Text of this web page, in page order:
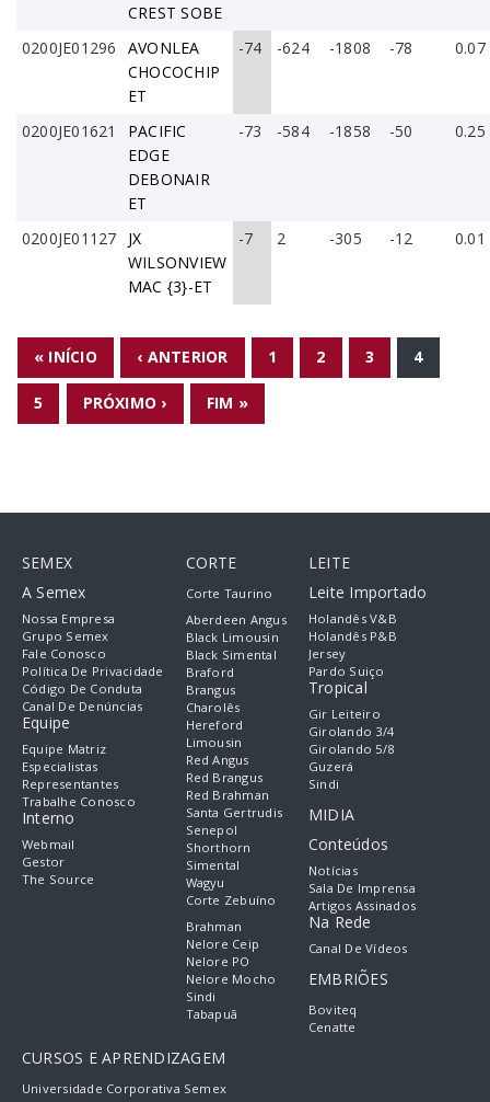
CREST SOBE
0200JE01296
AVONLEA
CHOCOCHIP
ET
-74 -624 -1808 -78 0.07
0200JE01621
PACIFIC
EDGE
DEBONAIR
ET
-73 -584 -1858 -50 0.25
0200JE01127
JX
WILSONVIEW
MAC {3}-ET
-7 2 -305 -12 0.01
« INÍCIO ‹ ANTERIOR 1 2 3 4
5 PRÓXIMO › FIM »
SEMEX
A Semex
Nossa Empresa
Grupo Semex
Fale Conosco
Política De Privacidade
Código De Conduta
Canal De Denúncias
Equipe
Equipe Matriz
Especialistas
Representantes
Trabalhe Conosco
Interno
Webmail
Gestor
The Source
CORTE
Corte Taurino
Aberdeen Angus
Black Limousin
Black Simental
Braford
Brangus
Charolês
Hereford
Limousin
Red Angus
Red Brangus
Red Brahman
Santa Gertrudis
Senepol
Shorthorn
Simental
Wagyu
Corte Zebuíno
Brahman
Nelore Ceip
Nelore PO
Nelore Mocho
Sindi
Tabapuã
LEITE
Leite Importado
Holandês V&B
Holandês P&B
Jersey
Pardo Suiço
Tropical
Gir Leiteiro
Girolando 3/4
Girolando 5/8
Guzerá
Sindi
MIDIA
Conteúdos
Notícias
Sala De Imprensa
Artigos Assinados
Na Rede
Canal De Vídeos
EMBRIÕES
Boviteq
Cenatte
CURSOS E APRENDIZAGEM
Universidade Corporativa Semex